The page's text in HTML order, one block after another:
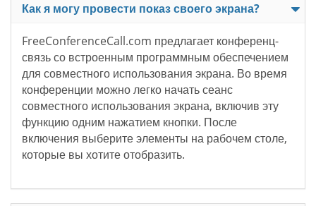
Как я могу провести показ своего экрана?
FreeConferenceCall.com предлагает конференц-
связь со встроенным программным обеспечением
для совместного использования экрана. Во время
конференции можно легко начать сеанс
совместного использования экрана, включив эту
функцию одним нажатием кнопки. После
включения выберите элементы на рабочем столе,
которые вы хотите отобразить.